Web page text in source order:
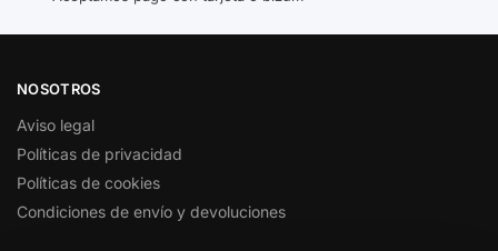
NOSOTROS
Aviso legal
Políticas de privacidad
Políticas de cookies
Condiciones de envío y devoluciones